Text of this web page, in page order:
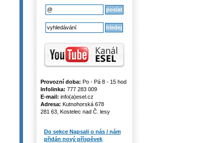
Provozní doba: Po - Pá 8 - 15 hod
Infolinka: 777 283 009
E-mail: info(a)esel.cz
Adresa: Kutnohorská 678
281 63, Kostelec nad Č. lesy
Do sekce Napsali o nás / nám
přidán nový příspěvek